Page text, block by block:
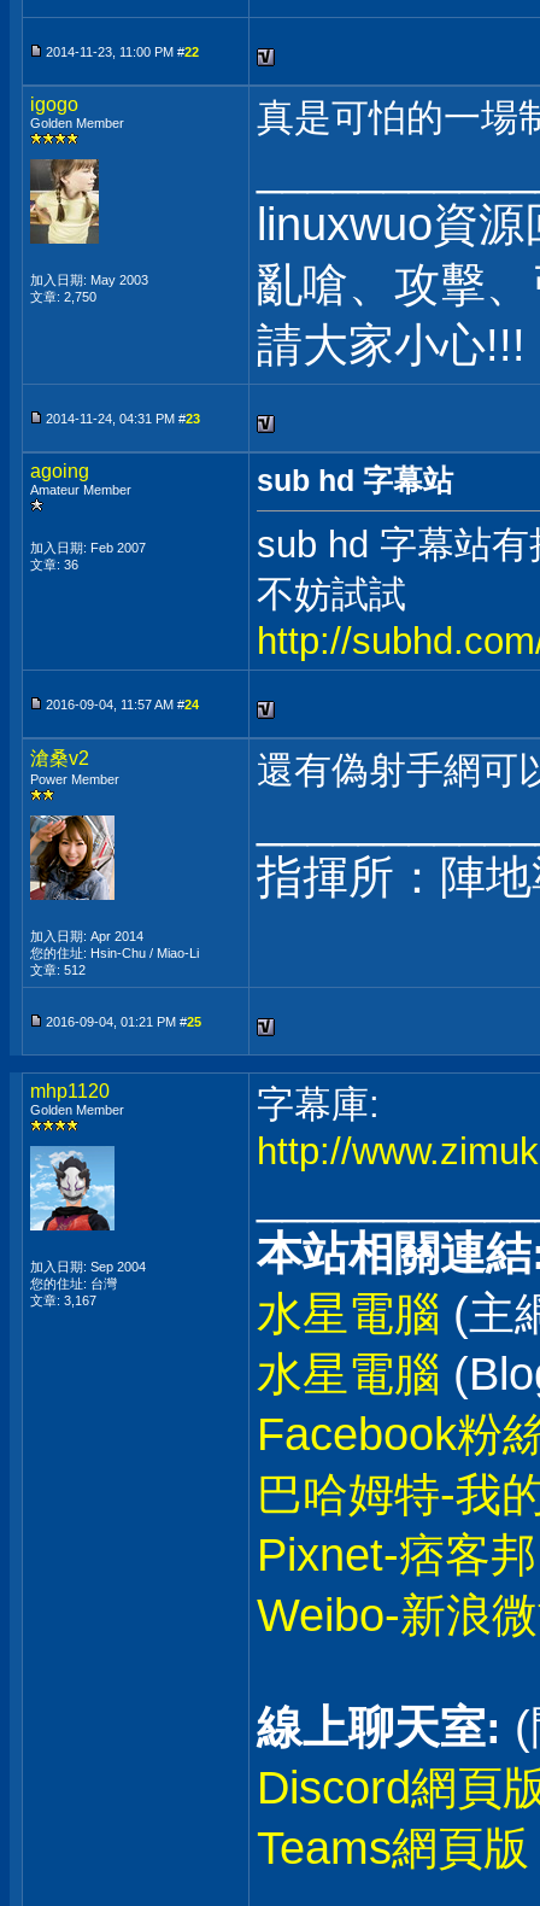
2014-11-23, 11:00 PM #22
igogo
Golden Member
加入日期: May 2003
文章: 2,750
真是可怕的一場
linuxwuo資
亂嗆、攻擊
請大家小心!!!
2014-11-24, 04:31 PM #23
agoing
Amateur Member
加入日期: Feb 2007
文章: 36
sub hd 字幕站
sub hd 字幕站
不妨試試
http://
2016-09-04, 11:57 AM #24
滄桑v2
Power Member
加入日期: Apr 2014
您的住址: Hsin-Chu / Miao-Li
文章: 512
還有偽射手網可
指揮所：陣
2016-09-04, 01:21 PM #25
mhp1120
Golden Member
加入日期: Sep 2004
您的住址: 台灣
文章: 3,167
字幕庫:
http://
本站相關連
水星電腦 (主
水星電腦
Facebook粉
巴哈姆特-我
Pixnet-痞客邦
Weibo-新浪
線上聊天室:
Discord網頁
Teams網頁版